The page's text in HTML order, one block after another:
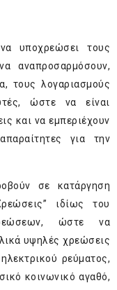
υποχρεώσει τους
αναπροσαρμόσουν,
τους λογαριασμούς
ώστε να είναι
και να εμπεριέχουν
για την
σε κατάργηση
ιδίως του
ώστε να
υψηλές χρεώσεις
ρεύματος,
κοινωνικό αγαθό,